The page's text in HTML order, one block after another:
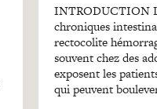
INTRODUCTION
chroniques
rectocolite
souvent chez des
exposent les
qui peuvent